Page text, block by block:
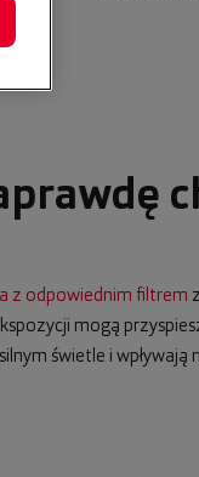
z odpowiednim filtrem
mogą
świetle i wpływają